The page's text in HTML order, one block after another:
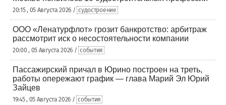
20:15 , 05 Августа 2026 / судостроение
ООО «Ленатурфлот» грозит банкротство: арбитраж
рассмотрит иск о несостоятельности компании
20:00 , 05 Августа 2026 / события
Пассажирский причал в Юрино построен на треть,
работы опережают график — глава Марий Эл Юрий
Зайцев
19:45 , 05 Августа 2026 / события